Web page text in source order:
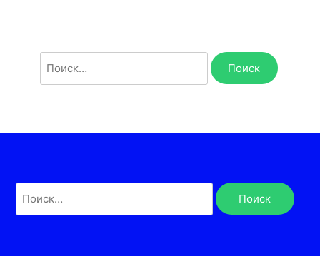
Найти: